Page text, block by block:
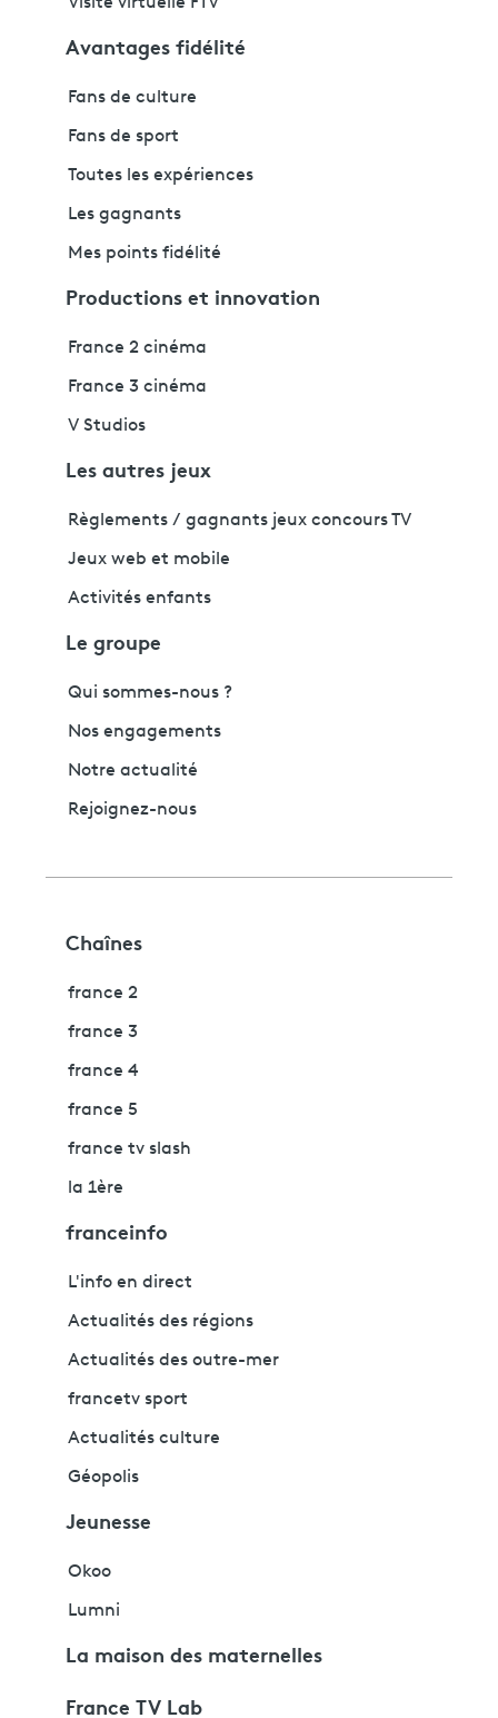
Avantages fidélité
Fans de culture
Fans de sport
Toutes les expériences
Les gagnants
Mes points fidélité
Productions et innovation
France 2 cinéma
France 3 cinéma
V Studios
Les autres jeux
Règlements / gagnants jeux concours TV
Jeux web et mobile
Activités enfants
Le groupe
Qui sommes-nous ?
Nos engagements
Notre actualité
Rejoignez-nous
Chaînes
france 2
france 3
france 4
france 5
france tv slash
la 1ère
franceinfo
L'info en direct
Actualités des régions
Actualités des outre-mer
francetv sport
Actualités culture
Géopolis
Jeunesse
Okoo
Lumni
La maison des maternelles
France TV Lab